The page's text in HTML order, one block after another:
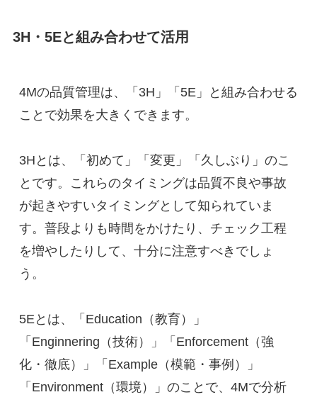
3H・5Eと組み合わせて活用
4Mの品質管理は、「3H」「5E」と組み合わせる
ことで効果を大きくできます。
3Hとは、「初めて」「変更」「久しぶり」のこ
とです。これらのタイミングは品質不良や事故
が起きやすいタイミングとして知られていま
す。普段よりも時間をかけたり、チェック工程
を増やしたりして、十分に注意すべきでしょ
う。
5Eとは、「Education（教育）」
「Enginnering（技術）」「Enforcement（強
化・徹底）」「Example（模範・事例）」
「Environment（環境）」のことで、4Mで分析